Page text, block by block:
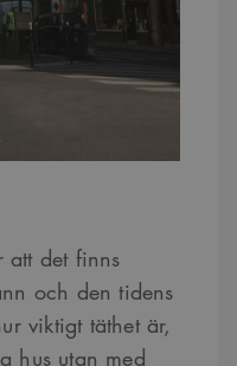
att det finns
och den tidens
viktigt täthet är,
hus utan med